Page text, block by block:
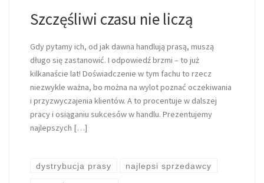
Szczęśliwi czasu nie liczą
Gdy pytamy ich, od jak dawna handlują prasą, muszą
długo się zastanowić. I odpowiedź brzmi – to już
kilkanaście lat! Doświadczenie w tym fachu to rzecz
niezwykle ważna, bo można na wylot poznać oczekiwania
i przyzwyczajenia klientów. A to procentuje w dalszej
pracy i osiąganiu sukcesów w handlu. Prezentujemy
najlepszych […]
dystrybucja prasy najlepsi sprzedawcy